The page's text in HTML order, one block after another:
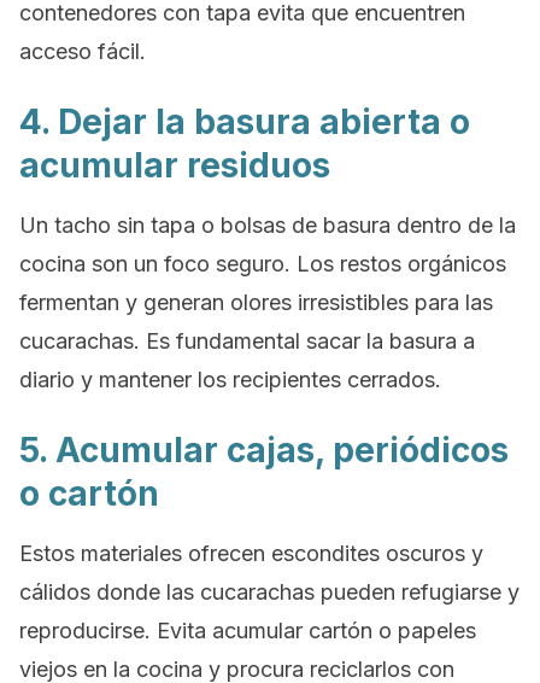
contenedores con tapa evita que encuentren
acceso fácil.
4. Dejar la basura abierta o
acumular residuos
Un tacho sin tapa o bolsas de basura dentro de la
cocina son un foco seguro. Los restos orgánicos
fermentan y generan olores irresistibles para las
cucarachas. Es fundamental sacar la basura a
diario y mantener los recipientes cerrados.
5. Acumular cajas, periódicos
o cartón
Estos materiales ofrecen escondites oscuros y
cálidos donde las cucarachas pueden refugiarse y
reproducirse. Evita acumular cartón o papeles
viejos en la cocina y procura reciclarlos con